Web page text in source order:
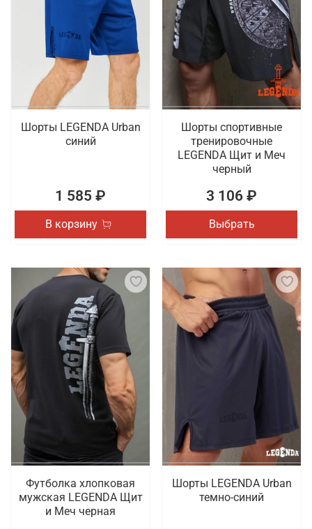
Шорты LEGENDA Urban
синий
1 585 ₽
В корзину
Шорты спортивные
тренировочные
LEGENDA Щит и Меч
черный
3 106 ₽
Выбрать
Футболка хлопковая
мужская LEGENDA Щит
и Меч черная
Шорты LEGENDA Urban
темно-синий